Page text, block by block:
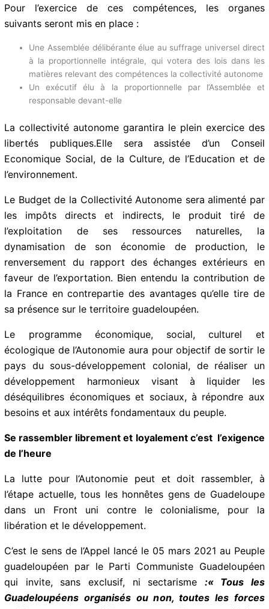
L’organisation des services et offices territoriaux
Le régime de propriété des moyens de production
L’éducation, la formation, la culture et l’information
La coopération internationale
Pour l’exercice de ces compétences, les organes
suivants seront mis en place :
Une Assemblée délibérante élue au suffrage universel
direct à la proportionnelle intégrale, qui votera des lois
dans les matières relevant des compétences la
collectivité autonome
Un exécutif élu à la proportionnelle par l’Assemblée et
La collectivité autonome garantira le plein exercice
des libertés publiques.Elle sera assistée d’un Conseil
Economique Social, de la Culture, de l’Education et de
l’environnement.
Le Budget de la Collectivité Autonome sera alimenté
par les impôts directs et indirects, le produit tiré de
dynamisation de son économie de production, le
renversement du rapport des échanges extérieurs en
faveur de l’exportation. Bien entendu la contribution de
la France en contrepartie des avantages qu’elle tire de
sa présence sur le territoire guadeloupéen.
écologique de l’Autonomie aura pour objectif de sortir
le pays du sous-développement colonial, de réaliser un
développement harmonieux visant à liquider les
déséquilibres économiques et sociaux, à répondre aux
besoins et aux intérêts fondamentaux du peuple.
Se rassembler librement et loyalement c’est
l’exigence de l’heure
La lutte pour l’Autonomie peut et doit rassembler, à
l’étape actuelle, tous les honnêtes gens de Guadeloupe
dans un Front uni contre le colonialisme, pour la
Abonnez-vous à la Newsletter pour ne rien
manquer !
E-mail*
J'acceptel'accord de confidentialité
X